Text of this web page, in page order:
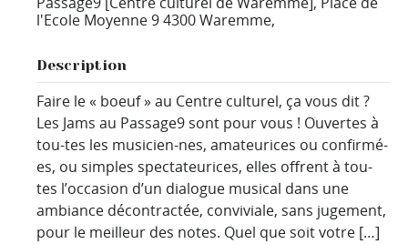
l'Ecole Moyenne 94300 Waremme,
Description
Faire le « boeuf » au Centre culturel, ça vous dit ?
Les Jams au Passage9 sont pour vous ! Ouvertes à
tou-tes les musicien-nes, amateurices ou confirmé-
es, ou simples spectateurices, elles offrent à tou-
tes l’occasion d’un dialogue musical dans une
ambiance décontractée, conviviale, sans jugement,
pour le meilleur des notes. Quel que soit votre […]